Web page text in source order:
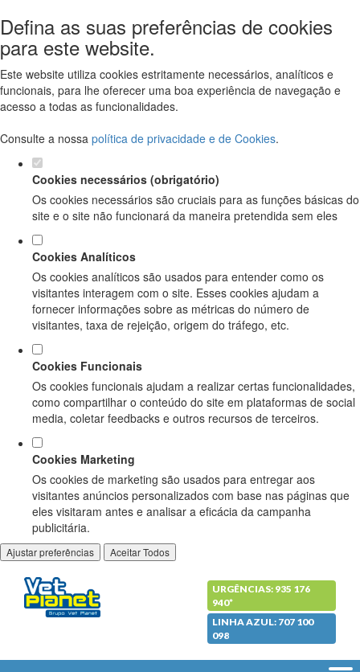
Defina as suas preferências de cookies
para este website.
Este website utiliza cookies estritamente necessários, analíticos e
funcionais, para lhe oferecer uma boa experiência de navegação e
acesso a todas as funcionalidades.
Consulte a nossa política de privacidade e de Cookies.
Cookies necessários (obrigatório)
Os cookies necessários são cruciais para as funções básicas do
site e o site não funcionará da maneira pretendida sem eles
Cookies Analíticos
Os cookies analíticos são usados para entender como os
visitantes interagem com o site. Esses cookies ajudam a
fornecer informações sobre as métricas do número de
visitantes, taxa de rejeição, origem do tráfego, etc.
Cookies Funcionais
Os cookies funcionais ajudam a realizar certas funcionalidades,
como compartilhar o conteúdo do site em plataformas de social
media, coletar feedbacks e outros recursos de terceiros.
Cookies Marketing
Os cookies de marketing são usados para entregar aos
visitantes anúncios personalizados com base nas páginas que
eles visitaram antes e analisar a eficácia da campanha
publicitária.
Ajustar preferências Aceitar Todos
URGÊNCIAS: 935 176
940*
LINHA AZUL: 707 100
098